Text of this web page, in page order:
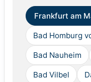
Frankfurt am
Bad Homburg
Bad Nauheim
Bad Vilbel